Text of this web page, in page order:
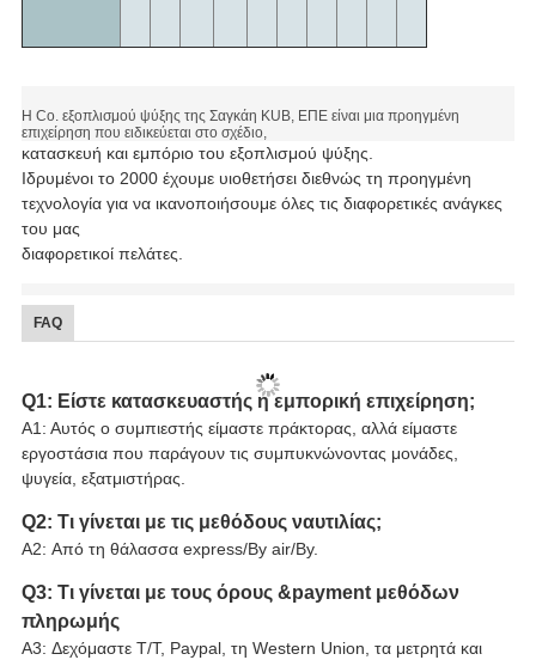
Η Co. εξοπλισμού ψύξης της Σαγκάη KUB, ΕΠΕ είναι μια προηγμένη
επιχείρηση που ειδικεύεται στο σχέδιο,
κατασκευή και εμπόριο του εξοπλισμού ψύξης.
Ιδρυμένοι το 2000 έχουμε υιοθετήσει διεθνώς τη προηγμένη
τεχνολογία για να ικανοποιήσουμε όλες τις διαφορετικές ανάγκες
του μας
διαφορετικοί πελάτες.
FAQ
Q1: Είστε κατασκευαστής ή εμπορική επιχείρηση;
Α1: Αυτός ο συμπιεστής είμαστε πράκτορας, αλλά είμαστε
εργοστάσια που παράγουν τις συμπυκνώνοντας μονάδες,
ψυγεία, εξατμιστήρας.
Q2: Τι γίνεται με τις μεθόδους ναυτιλίας;
A2: Από τη θάλασσα express/By air/By.
Q3: Τι γίνεται με τους όρους &payment μεθόδων
πληρωμής
A3: Δεχόμαστε T/T, Paypal, τη Western Union, τα μετρητά και